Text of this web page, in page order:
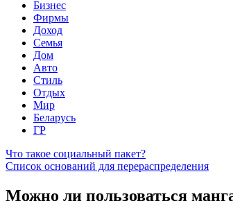
Бизнес
Фирмы
Доход
Семья
Дом
Авто
Стиль
Отдых
Мир
Беларусь
ГР
Что такое социальный пакет?
Список оснований для перераспределения
Можно ли пользоваться